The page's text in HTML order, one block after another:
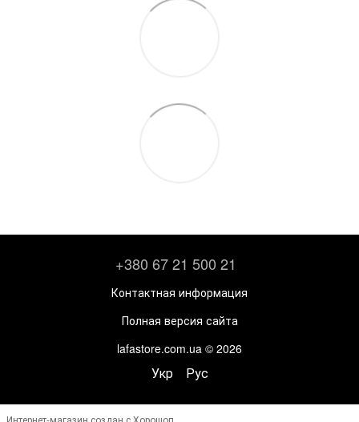
+380 67 21 500 21
Контактная информация
Полная версия сайта
lafastore.com.ua © 2026
Укр Рус
Интернет-магазин создан с Хорошоп